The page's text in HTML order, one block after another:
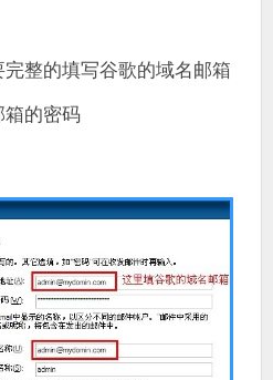
整的填写谷歌的域名邮箱
的密码